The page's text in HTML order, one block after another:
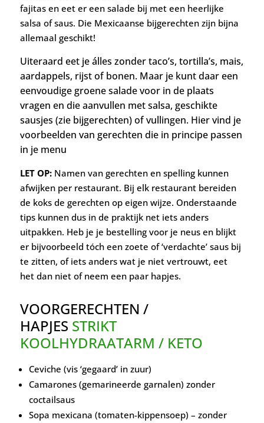
fajitas en eet er een salade bij met een heerlijke
salsa of saus. Die Mexicaanse bijgerechten zijn bijna
allemaal geschikt!
Uiteraard eet je álles zonder taco’s, tortilla’s, mais,
aardappels, rijst of bonen. Maar je kunt daar een
eenvoudige groene salade voor in de plaats
vragen en die aanvullen met salsa, geschikte
sausjes (zie bijgerechten) of vullingen. Hier vind je
voorbeelden van gerechten die in principe passen
in je menu
LET OP: Namen van gerechten en spelling kunnen
afwijken per restaurant. Bij elk restaurant bereiden
de koks de gerechten op eigen wijze. Onderstaande
tips kunnen dus in de praktijk net iets anders
uitpakken. Heb je je bestelling voor je neus en blijkt
er bijvoorbeeld tóch een zoete of ‘verdachte’ saus bij
te zitten, of iets anders wat je niet vertrouwt, eet
het dan niet of neem een paar hapjes.
VOORGERECHTEN /
HAPJES STRIKT
KOOLHYDRAATARM / KETO
Ceviche (vis ‘gegaard’ in zuur)
Camarones (gemarineerde garnalen) zonder
coctailsaus
Sopa mexicana (tomaten-kippensoep) – zonder